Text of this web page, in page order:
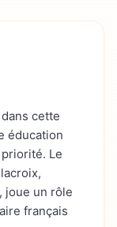
cette
éducation
Le
joue un rôle
français